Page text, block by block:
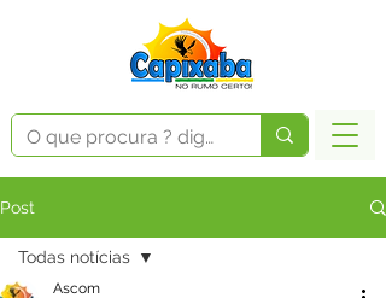
Post
Todas notícias
Ascom